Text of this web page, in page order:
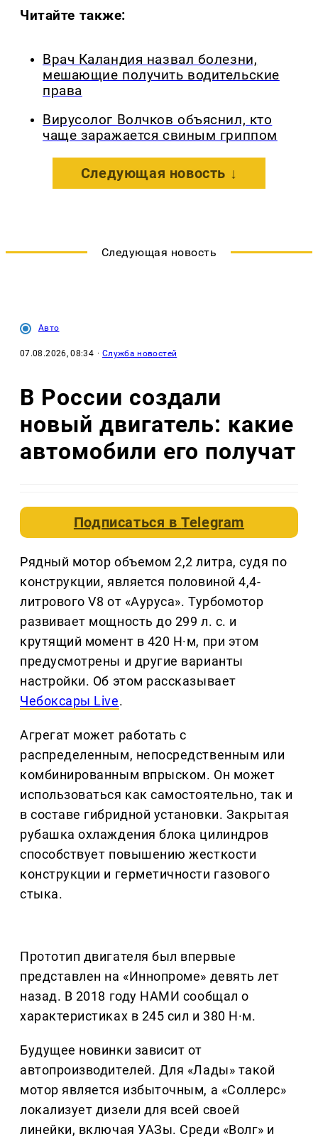
Читайте также:
Врач Каландия назвал болезни,
мешающие получить водительские
права
Вирусолог Волчков объяснил, кто
чаще заражается свиным гриппом
Следующая новость ↓
Следующая новость
Авто
07.08.2026, 08:34 · Служба новостей
В России создали
новый двигатель: какие
автомобили его получат
Подписаться вTelegram
Рядный мотор объемом 2,2 литра, судя по
конструкции, является половиной 4,4-
литрового V8 от «Ауруса». Турбомотор
развивает мощность до 299 л. с. и
крутящий момент в 420 Н·м, при этом
предусмотрены и другие варианты
настройки. Об этом рассказывает
Чебоксары Live.
Агрегат может работать с
распределенным, непосредственным или
комбинированным впрыском. Он может
использоваться как самостоятельно, так и
в составе гибридной установки. Закрытая
рубашка охлаждения блока цилиндров
способствует повышению жесткости
конструкции и герметичности газового
стыка.
Прототип двигателя был впервые
представлен на «Иннопроме» девять лет
назад. В 2018 году НАМИ сообщал о
характеристиках в 245 сил и 380 Н·м.
Будущее новинки зависит от
автопроизводителей. Для «Лады» такой
мотор является избыточным, а «Соллерс»
локализует дизели для всей своей
линейки, включая УАЗы. Среди «Волг» и